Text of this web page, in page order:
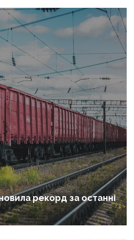
рекорд за останні